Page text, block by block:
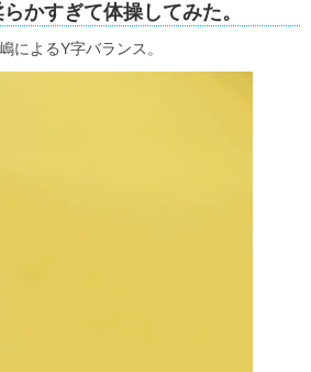
かすぎて体操してみた。
によるY字バランス。